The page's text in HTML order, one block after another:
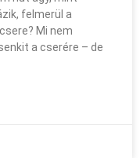
felmerül a
Mi nem
a cserére – de